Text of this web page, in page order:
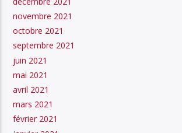
novembre 2021
octobre 2021
septembre 2021
juin 2021
mai 2021
avril 2021
mars 2021
février 2021